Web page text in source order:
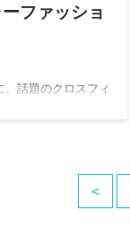
ファッショ
、話題のクロスフィ
<